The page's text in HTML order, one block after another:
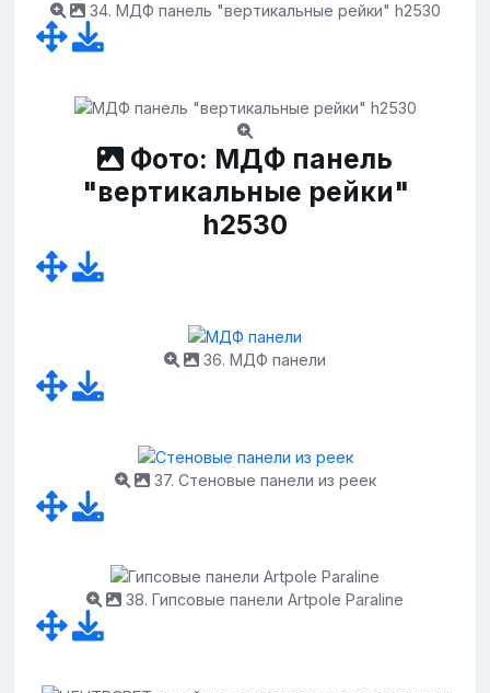
34. МДФ панель "вертикальные рейки" h2530
Фото: МДФ панель
"вертикальные рейки"
h2530
36. МДФ панели
37. Стеновые панели из реек
38. Гипсовые панели Artpole Paraline